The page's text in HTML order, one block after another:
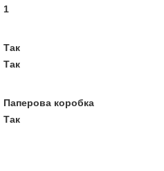
1
Так
Так
Паперова коробка
Так